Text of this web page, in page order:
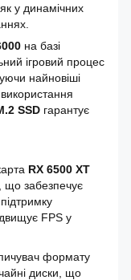
у динамічних
на базі
ігровий процес
найновіші
SSD гарантує
RX 6500 XT
що забезпечує
FPS у
формату
диски, що